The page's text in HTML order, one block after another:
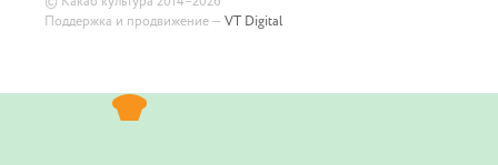
Поддержка и продвижение — VT Digital